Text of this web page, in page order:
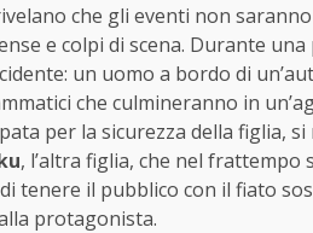
che gli eventi non
e colpi di scena. Durante
un uomo a bordo di
che culmineranno in
per la sicurezza della figlia,
, l’altra figlia, che nel frattempo
tenere il pubblico con il fiato
protagonista.